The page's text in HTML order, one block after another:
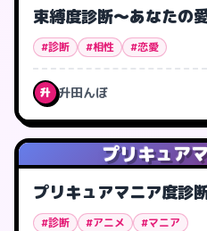
束縛度診断～あなたの
#診断 #相性 #恋愛
升 升田んぼ
プリキュア
プリキュアマニア度診
#診断 #アニメ #マニア